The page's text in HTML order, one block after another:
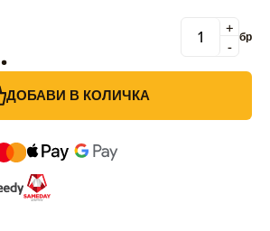
-
+ бр
ДОБАВИ В КОЛИЧКА